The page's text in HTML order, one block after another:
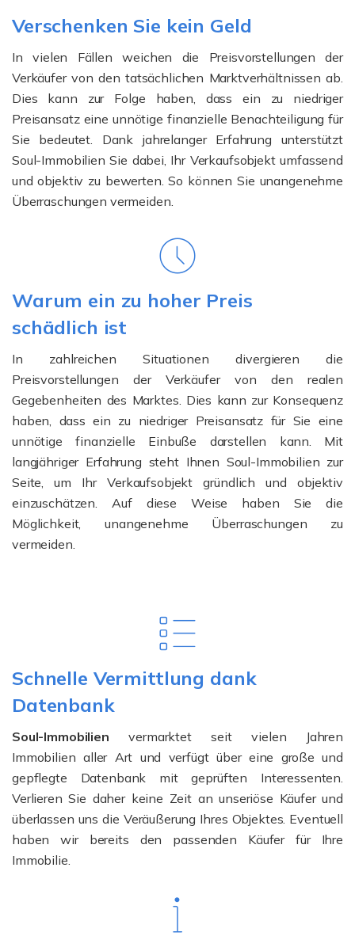
Verschenken Sie kein Geld
In vielen Fällen weichen die Preisvorstellungen der
Verkäufer von den tatsächlichen Marktverhältnissen ab.
Dies kann zur Folge haben, dass ein zu niedriger
Preisansatz eine unnötige finanzielle Benachteiligung für
Sie bedeutet. Dank jahrelanger Erfahrung unterstützt
Soul-Immobilien Sie dabei, Ihr Verkaufsobjekt umfassend
und objektiv zu bewerten. So können Sie unangenehme
Überraschungen vermeiden.
Warum ein zu hoher Preis
schädlich ist
In zahlreichen Situationen divergieren die
Preisvorstellungen der Verkäufer von den realen
Gegebenheiten des Marktes. Dies kann zur Konsequenz
haben, dass ein zu niedriger Preisansatz für Sie eine
unnötige finanzielle Einbuße darstellen kann. Mit
langjähriger Erfahrung steht Ihnen Soul-Immobilien zur
Seite, um Ihr Verkaufsobjekt gründlich und objektiv
einzuschätzen. Auf diese Weise haben Sie die
Möglichkeit, unangenehme Überraschungen zu
vermeiden.
Schnelle Vermittlung dank
Datenbank
Soul-Immobilien vermarktet seit vielen Jahren
Immobilien aller Art und verfügt über eine große und
gepflegte Datenbank mit geprüften Interessenten.
Verlieren Sie daher keine Zeit an unseriöse Käufer und
überlassen uns die Veräußerung Ihres Objektes. Eventuell
haben wir bereits den passenden Käufer für Ihre
Immobilie.